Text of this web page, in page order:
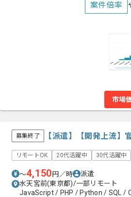
案件倍率
市場
募集終了 【派遣】【開発上流
リモートOK 20代活躍中 30代活躍中
〜4,150円／時
派遣
水天宮前(東京都)/一部リモート
JavaScript / PHP / Python / SQL /